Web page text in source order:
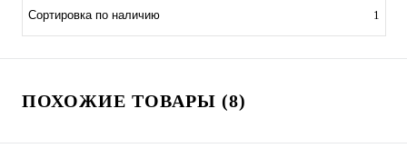
Сортировка по наличию 1
ПОХОЖИЕ ТОВАРЫ (8)